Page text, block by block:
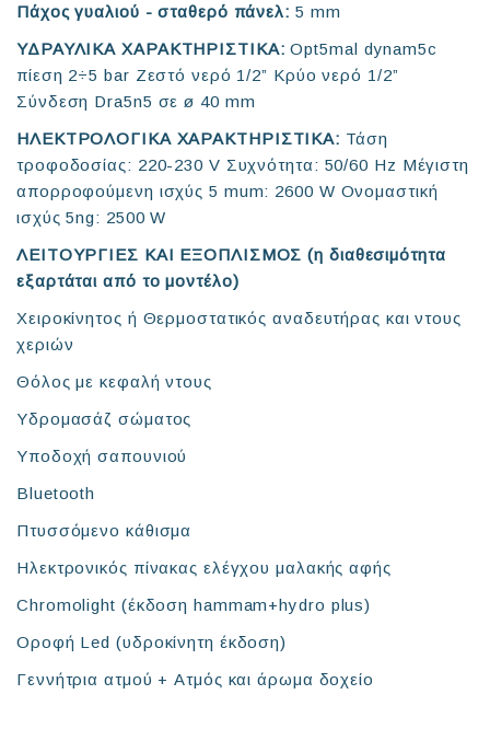
Πάχος γυαλιού - σταθερό πάνελ: 5 mm
ΥΔΡΑΥΛΙΚΑ ΧΑΡΑΚΤΗΡΙΣΤΙΚΑ: Opt5mal dynam5c
πίεση 2÷5 bar Ζεστό νερό 1/2” Κρύο νερό 1/2”
Σύνδεση Dra5n5 σε ø 40 mm
ΗΛΕΚΤΡΟΛΟΓΙΚΑ ΧΑΡΑΚΤΗΡΙΣΤΙΚΑ: Τάση
τροφοδοσίας: 220-230 V Συχνότητα: 50/60 Hz Μέγιστη
απορροφούμενη ισχύς 5 mum: 2600 W Ονομαστική
ισχύς 5ng: 2500 W
ΛΕΙΤΟΥΡΓΙΕΣ ΚΑΙ ΕΞΟΠΛΙΣΜΟΣ (η διαθεσιμότητα
εξαρτάται από το μοντέλο)
Χειροκίνητος ή Θερμοστατικός αναδευτήρας και ντους
χεριών
Θόλος με κεφαλή ντους
Υδρομασάζ σώματος
Υποδοχή σαπουνιού
Bluetooth
Πτυσσόμενο κάθισμα
Ηλεκτρονικός πίνακας ελέγχου μαλακής αφής
Chromolight (έκδοση hammam+hydro plus)
Οροφή Led (υδροκίνητη έκδοση)
Γεννήτρια ατμού + Ατμός και άρωμα δοχείο